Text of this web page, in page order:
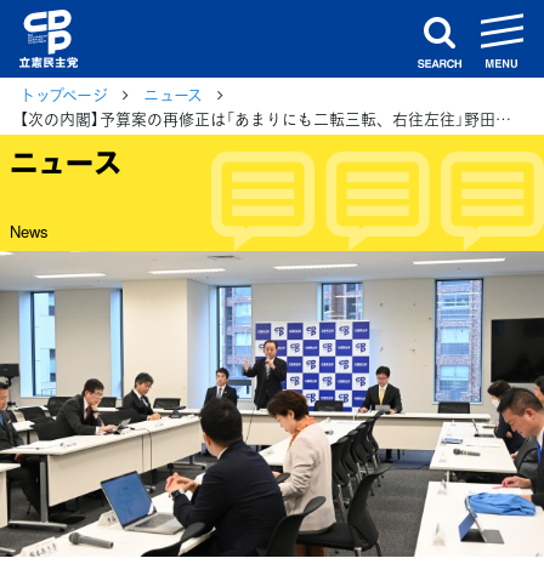
search
トップページ
ニュース
【次の内閣】予算案の再修正は「あまりにも二転三転、右往左往」野田代表
ニュース
News